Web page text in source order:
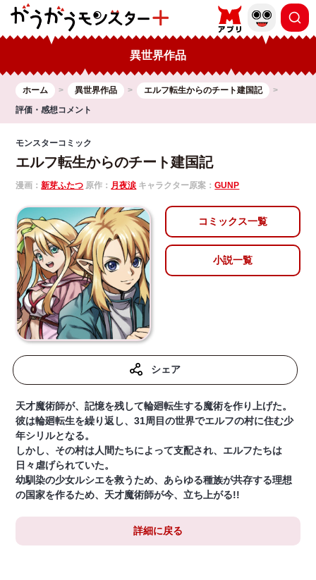
異世界作品
ホーム 異世界作品
エルフ転生からのチート建国記
評価・感想コメント
モンスターコミック
エルフ転生からのチート建国記
漫画：新芽ふたつ 原作： 月夜涙 キャラクター原案：GUNP
コミックス一覧
小説一覧
シェア
天才魔術師が、記憶を残して輪廻転生する魔術を作り上げた。
彼は輪廻転生を繰り返し、31周目の世界でエルフの村に住む少
年シリルとなる。
しかし、その村は人間たちによって支配され、エルフたちは
日々虐げられていた。
幼馴染の少女ルシエを救うため、あらゆる種族が共存する理想
の国家を作るため、天才魔術師が今、立ち上がる!!
詳細に戻る